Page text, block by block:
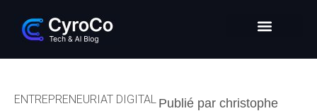
ENTREPRENEURIAT DIGITAL Publié par christophe